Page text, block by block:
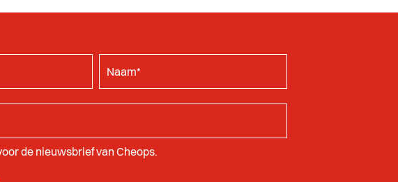
de nieuwsbrief van Cheops.